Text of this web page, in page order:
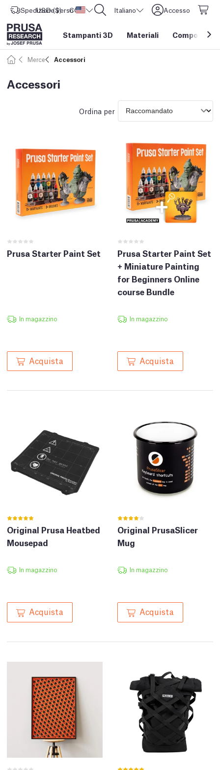
Spedizione verso Stati Uniti d'America
USD ($) CORE One L: Ora disponibile! Italiano Accesso
Stampanti 3D Materiali Componenti
Merce Accessori
Accessori
Ordina per
Prusa Starter Paint Set
In magazzino
Acquista
Prusa Starter Paint Set
+ Miniature Painting
for Beginners Online
course Bundle
In magazzino
Acquista
Original Prusa Heatbed
Mousepad
In magazzino
Acquista
Original PrusaSlicer
Mug
In magazzino
Acquista